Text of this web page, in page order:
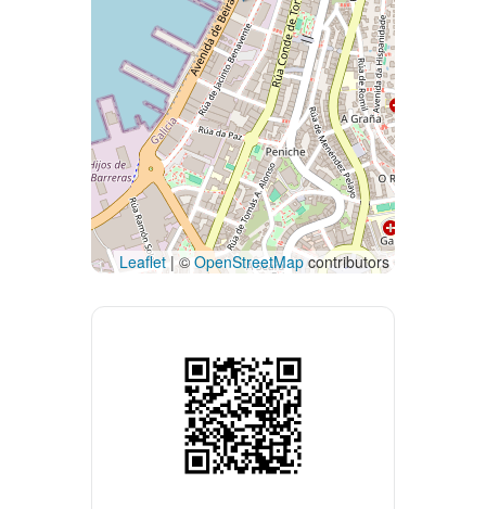
Leaflet | © OpenStreetMapcontributors